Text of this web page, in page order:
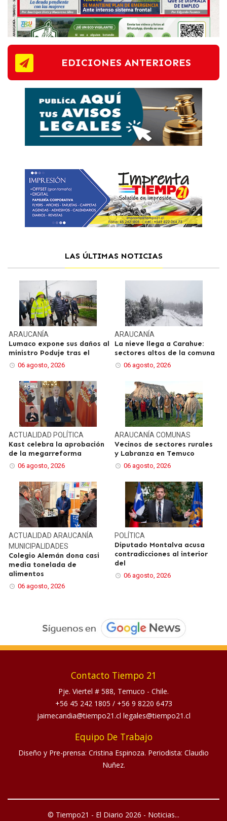
EDICIONES ANTERIORES
LAS ÚLTIMAS NOTICIAS
ARAUCANÍA
Lumaco expone sus daños al
ministro Poduje tras el
06 agosto, 2026
ARAUCANÍA
La nieve llega a Carahue:
sectores altos de la comuna
06 agosto, 2026
ACTUALIDAD POLÍTICA
Kast celebra la aprobación
de la megarreforma
06 agosto, 2026
ARAUCANÍA COMUNAS
Vecinos de sectores rurales
y Labranza en Temuco
06 agosto, 2026
ACTUALIDADARAUCANÍA
MUNICIPALIDADES
Colegio Alemán dona casi
media tonelada de
alimentos
06 agosto, 2026
POLÍTICA
Diputado Montalva acusa
contradicciones al interior
del
06 agosto, 2026
Contacto Tiempo 21
Pje. Viertel # 588, Temuco - Chile.
+56 45 242 1805 / +56 9 8220 6473
jaimecandia@tiempo21.cl legales@tiempo21.cl
Equipo De Trabajo
Diseño y Pre-prensa: Cristina Espinoza. Periodista: Claudio
Nuñez.
© Tiempo21 - El Diario 2026 - Noticias...